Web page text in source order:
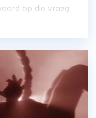
op die vraag
ze mens zijn.